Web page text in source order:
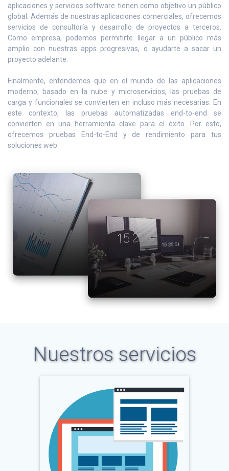
aplicaciones y servicios software tienen como objetivo un público
global. Además de nuestras aplicaciones comerciales, ofrecemos
servicios de consultoría y desarrollo de proyectos a terceros.
Como empresa, podemos permitirte llegar a un público más
amplio con nuestras apps progresivas, o ayudarte a sacar un
proyecto adelante.
Finalmente, entendemos que en el mundo de las aplicaciones
moderno, basado en la nube y microservicios, las pruebas de
carga y funcionales se convierten en incluso más necesarias. En
este contexto, las pruebas automatizadas end-to-end se
convierten en una herramienta clave para el éxito. Por esto,
ofrecemos pruebas End-to-End y de rendimiento para tus
soluciones web.
Nuestros servicios